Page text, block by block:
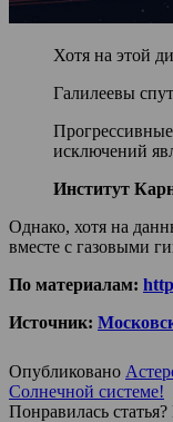
Хотя на этой
Галилеевы
исключений
Институт
Однако, хотя на
вместе с газовыми
По материалам:
Источник:
Опубликовано
Сол­неч­ной системе!
Понравилась